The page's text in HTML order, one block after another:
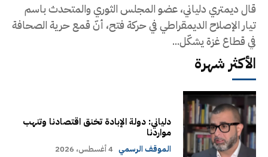
قال ديمتري دلياني، عضو المجلس الثوري والمتحدث باسم
تيار الإصلاح الديمقراطي في حركة فتح، أنّ قمع حرية الصحافة
في قطاع غزة يشكّل...
الأكثر شهرة
دلياني: دولة الإبادة تخنق اقتصادنا وتنهب
مواردنا
الموقف الرسمي 4 أغسطس، 2026